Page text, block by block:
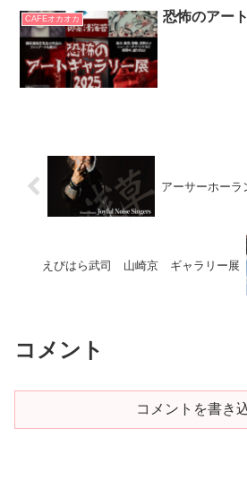
CAFEオカオカ 恐怖のアー
アーサーホー
えびはら武司 山崎京 ギャラリー展
コメント
コメントを書き